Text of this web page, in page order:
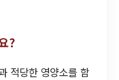
?
적당한 영양소를 함